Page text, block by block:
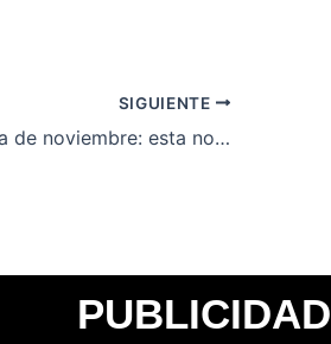
SIGUIENTE
Luna llena de noviembre: esta noche mira al cielo para observar la superluna
PUBLICIDAD